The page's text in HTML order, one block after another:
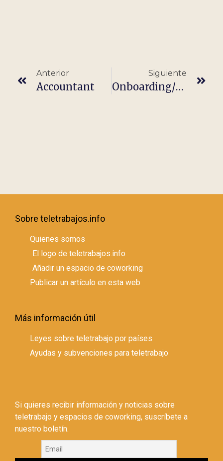
Anterior
Accountant
Siguiente
Onboarding/Customer Success Manager
Sobre teletrabajos.info
Quienes somos
El logo de teletrabajos.info
Añadir un espacio de coworking
Publicar un artículo en esta web
Más información útil
Leyes sobre teletrabajo por países
Ayudas y subvenciones para teletrabajo
Si quieres recibir información y noticias sobre
teletrabajo y espacios de coworking, suscríbete a
nuestro boletín.